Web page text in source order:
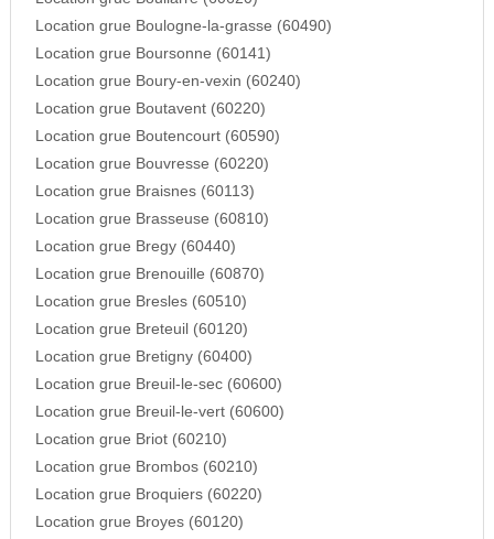
Location grue Boulogne-la-grasse (60490)
Location grue Boursonne (60141)
Location grue Boury-en-vexin (60240)
Location grue Boutavent (60220)
Location grue Boutencourt (60590)
Location grue Bouvresse (60220)
Location grue Braisnes (60113)
Location grue Brasseuse (60810)
Location grue Bregy (60440)
Location grue Brenouille (60870)
Location grue Bresles (60510)
Location grue Breteuil (60120)
Location grue Bretigny (60400)
Location grue Breuil-le-sec (60600)
Location grue Breuil-le-vert (60600)
Location grue Briot (60210)
Location grue Brombos (60210)
Location grue Broquiers (60220)
Location grue Broyes (60120)